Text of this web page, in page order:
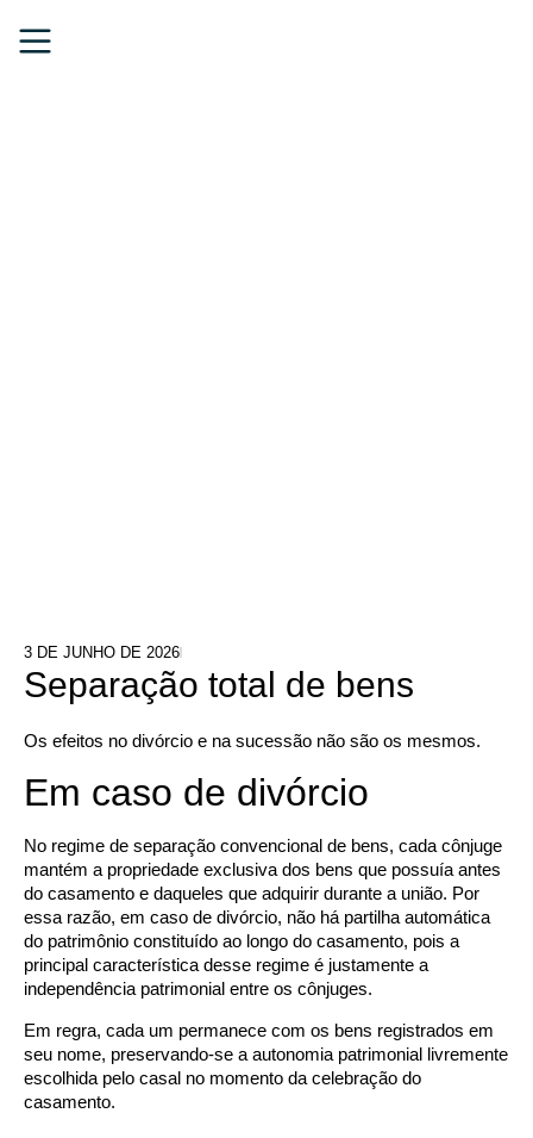
3 DE JUNHO DE 2026
Separação total de bens
Os efeitos no divórcio e na sucessão não são os mesmos.
Em caso de divórcio
No regime de separação convencional de bens, cada cônjuge
mantém a propriedade exclusiva dos bens que possuía antes
do casamento e daqueles que adquirir durante a união. Por
essa razão, em caso de divórcio, não há partilha automática
do patrimônio constituído ao longo do casamento, pois a
principal característica desse regime é justamente a
independência patrimonial entre os cônjuges.
Em regra, cada um permanece com os bens registrados em
seu nome, preservando-se a autonomia patrimonial livremente
escolhida pelo casal no momento da celebração do
casamento.